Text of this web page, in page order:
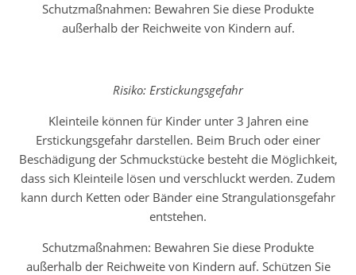
Schutzmaßnahmen: Bewahren Sie diese Produkte
außerhalb der Reichweite von Kindern auf.
Risiko: Erstickungsgefahr
Kleinteile können für Kinder unter 3 Jahren eine
Erstickungsgefahr darstellen. Beim Bruch oder einer
Beschädigung der Schmuckstücke besteht die Möglichkeit,
dass sich Kleinteile lösen und verschluckt werden. Zudem
kann durch Ketten oder Bänder eine Strangulationsgefahr
entstehen.
Schutzmaßnahmen: Bewahren Sie diese Produkte
außerhalb der Reichweite von Kindern auf. Schützen Sie